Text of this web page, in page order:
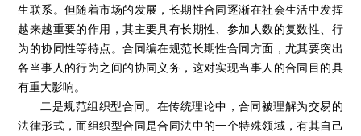
生联系。但随着市场的发展，长期性合同逐渐在社会生活中发挥
越来越重要的作用，其主要具有长期性、参加人数的复数性、行
为的协同性等特点。合同编在规范长期性合同方面，尤其要突出
各当事人的行为之间的协同义务，这对实现当事人的合同目的具
有重大影响。
二是规范组织型合同。在传统理论中，合同被理解为交易的
法律形式，而组织型合同是合同法中的一个特殊领域，有其自己